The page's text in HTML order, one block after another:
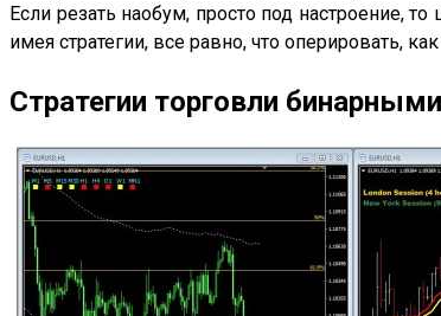
Если резать наобум, просто под настроение,
имея стратегии, все равно, что оперировать,
Стратегии торговли